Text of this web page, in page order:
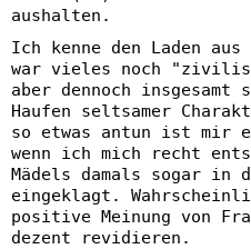
aushalten.
Ich kenne den Laden
war vieles noch
aber dennoch
Haufen seltsamer
so etwas antun ist mir
wenn ich mich recht
Mädels damals sogar in
eingeklagt.
positive Meinung von
dezent revidieren.